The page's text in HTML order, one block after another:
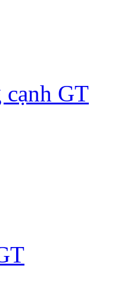
cạnh GT